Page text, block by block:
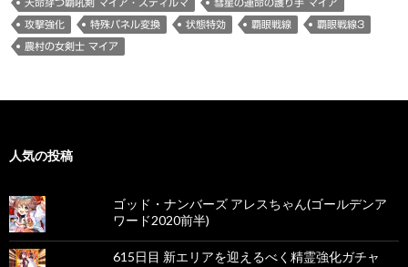
天命穿つ覇吼剣 マイア・スティルマ 彗星の運命の護り手 マイア
攻撃強化 特殊パネル変換 状態特効 覇眼戦線 覇眼戦線3
農村の女剣士 マイア
人気の投稿
ゴッド・ナンバーズ アレスちゃん(ゴールデンア
ワード2020前半)
615日目 新エリアを迎えるべく精霊強化ガチャ